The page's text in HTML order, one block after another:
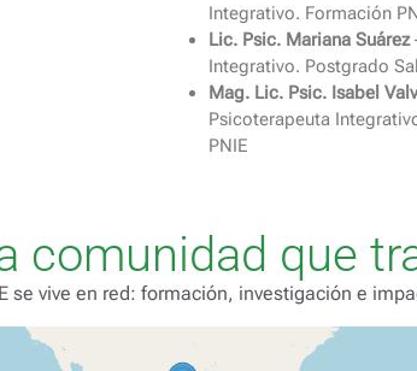
Integrativo. Formación
Lic. Psic. Mariana Suárez
Integrativo. Postgrado
Mag. Lic. Psic. Isabel
Psicoterapeuta
PNIE
comunidad que
se vive en red: formación, investigación e